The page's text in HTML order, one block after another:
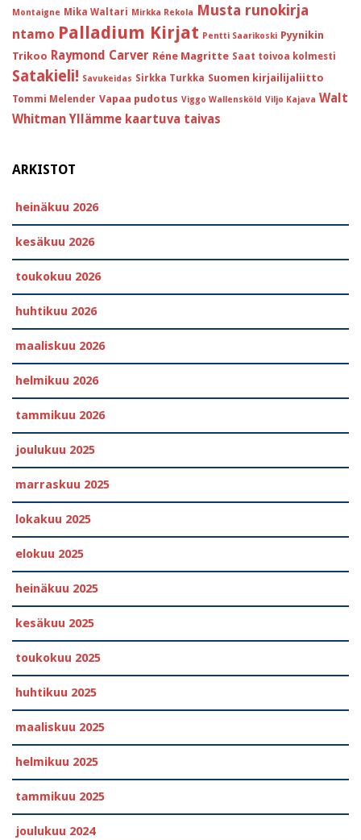
Montaigne Mika Waltari Mirkka Rekola Musta runokirja
ntamo Palladium Kirjat Pentti Saarikoski Pyynikin
Trikoo Raymond Carver Réne Magritte Saat toivoa kolmesti
Satakieli! Savukeidas Sirkka Turkka Suomen kirjailijaliitto
Tommi Melender Vapaa pudotus Viggo Wallensköld Viljo Kajava Walt
Whitman Yllämme kaartuva taivas
ARKISTOT
heinäkuu 2026
kesäkuu 2026
toukokuu 2026
huhtikuu 2026
maaliskuu 2026
helmikuu 2026
tammikuu 2026
joulukuu 2025
marraskuu 2025
lokakuu 2025
elokuu 2025
heinäkuu 2025
kesäkuu 2025
toukokuu 2025
huhtikuu 2025
maaliskuu 2025
helmikuu 2025
tammikuu 2025
joulukuu 2024